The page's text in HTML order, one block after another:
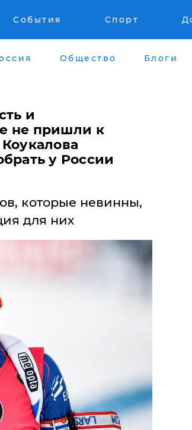
События Спорт
Общество Блоги
и
не пришли к
у России
которые невинны,
для них